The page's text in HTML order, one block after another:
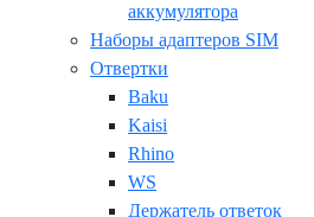
аккумулятора
Наборы адаптеров SIM
Отвертки
Baku
Kaisi
Rhino
WS
Держатель ответок